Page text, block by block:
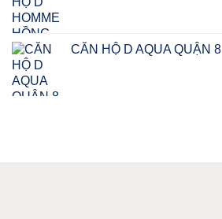
CĂN HỘ D AQUA QUẬN 8